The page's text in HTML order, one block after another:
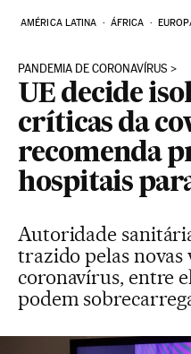
AMÉRICA LATINA ÁFRICA
PANDEMIA DE CORONAVÍRUS
UE decide
críticas da
recomenda
hospitais
Autoridade
trazido pelas novas
coronavírus, entre
podem